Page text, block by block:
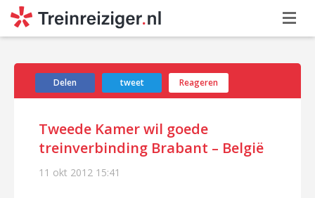
Delen tweet Reageren
Tweede Kamer wil goede
treinverbinding Brabant – België
11 okt 2012 15:41